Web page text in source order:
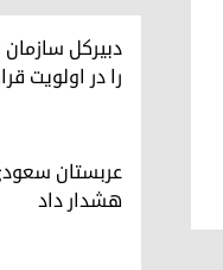
دبیرکل
را در اولویت
عربستان
هشدار داد